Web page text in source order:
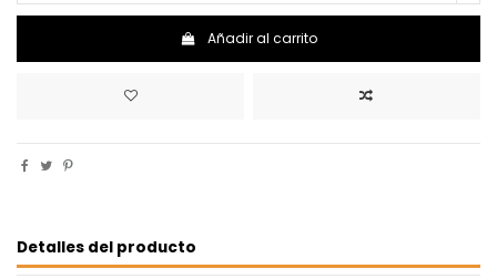
Añadir al carrito
Detalles del producto